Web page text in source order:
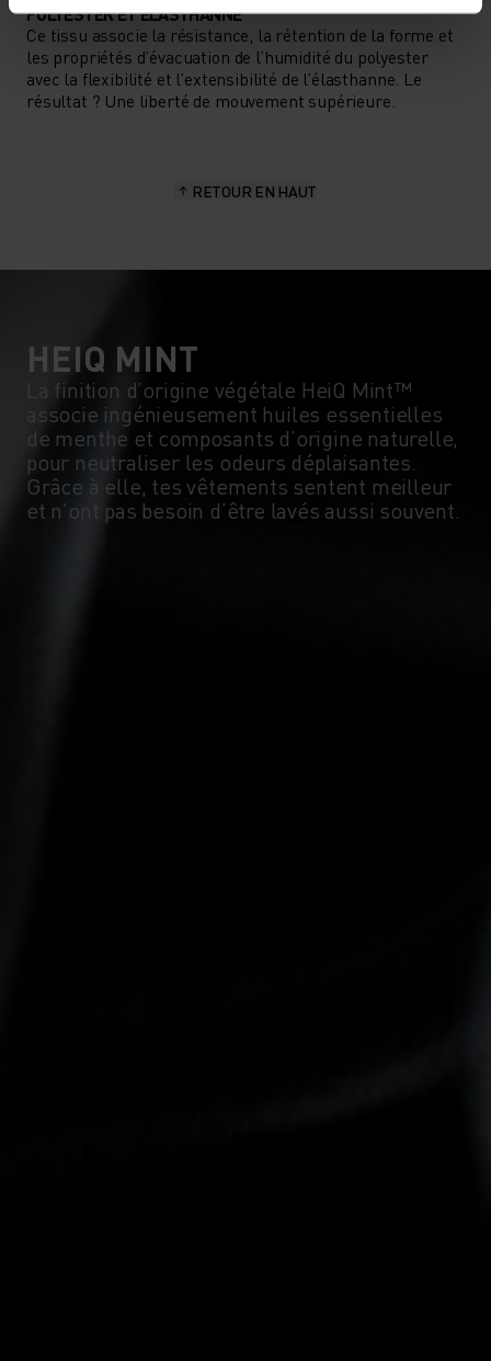
POLYESTER ET ÉLASTHANNE
Ce tissu associe la résistance, la rétention de la forme et
les propriétés d’évacuation de l’humidité du polyester
avec la flexibilité et l’extensibilité de l’élasthanne. Le
résultat ? Une liberté de mouvement supérieure.
RETOUR EN HAUT
HEIQ MINT
La finition d’origine végétale HeiQ Mint™
associe ingénieusement huiles essentielles
de menthe et composants d’origine naturelle,
pour neutraliser les odeurs déplaisantes.
Grâce à elle, tes vêtements sentent meilleur
et n’ont pas besoin d’être lavés aussi souvent.